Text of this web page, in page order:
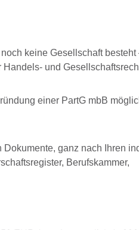
keine Gesellschaft besteht
und
einer PartG mbB
ganz nach Ihren
Berufskammer,